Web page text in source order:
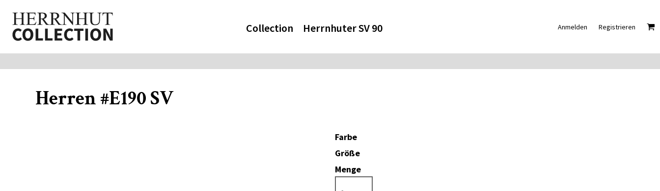
Collection Herrnhuter SV 90 Anmelden Registrieren
Herren #E190 SV
Farbe
Größe
Menge
Collection
Herrnhuter SV 90
Anmelden
Registrieren